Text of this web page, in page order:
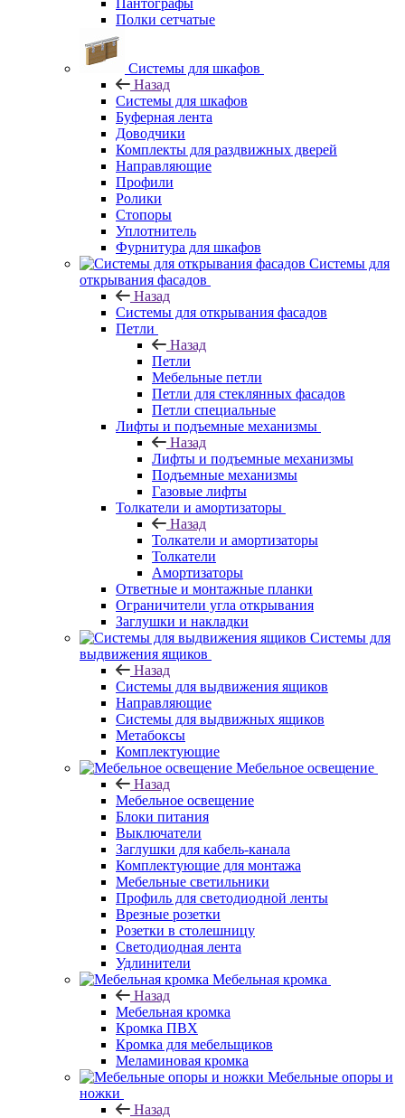
Пантографы
Полки сетчатые
Системы для шкафов
Назад
Системы для шкафов
Буферная лента
Доводчики
Комплекты для раздвижных дверей
Направляющие
Профили
Ролики
Стопоры
Уплотнитель
Фурнитура для шкафов
Системы для
открывания фасадов
Назад
Системы для открывания фасадов
Петли
Назад
Петли
Мебельные петли
Петли для стеклянных фасадов
Петли специальные
Лифты и подъемные механизмы
Назад
Лифты и подъемные механизмы
Подъемные механизмы
Газовые лифты
Толкатели и амортизаторы
Назад
Толкатели и амортизаторы
Толкатели
Амортизаторы
Ответные и монтажные планки
Ограничители угла открывания
Заглушки и накладки
Системы для
выдвижения ящиков
Назад
Системы для выдвижения ящиков
Направляющие
Системы для выдвижных ящиков
Метабоксы
Комплектующие
Мебельное освещение
Назад
Мебельное освещение
Блоки питания
Выключатели
Заглушки для кабель-канала
Комплектующие для монтажа
Мебельные светильники
Профиль для светодиодной ленты
Врезные розетки
Розетки в столешницу
Светодиодная лента
Удлинители
Мебельная кромка
Назад
Мебельная кромка
Кромка ПВХ
Кромка для мебельщиков
Меламиновая кромка
Мебельные опоры и
ножки
Назад